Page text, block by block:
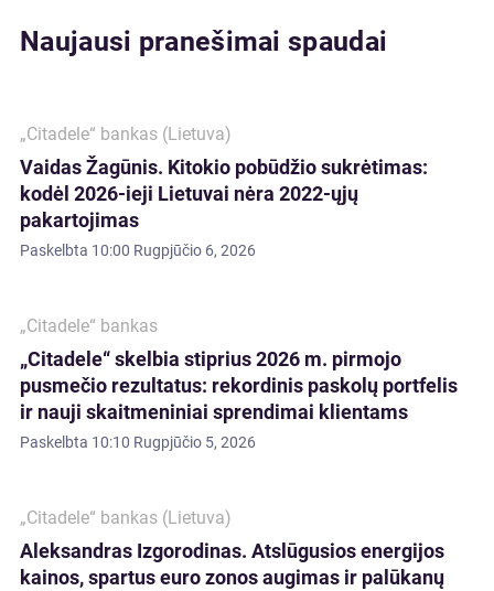
Naujausi pranešimai spaudai
„Citadele“ bankas (Lietuva)
Vaidas Žagūnis. Kitokio pobūdžio sukrėtimas:
kodėl 2026-ieji Lietuvai nėra 2022-ųjų
pakartojimas
Paskelbta 10:00 Rugpjūčio 6, 2026
„Citadele“ bankas
„Citadele“ skelbia stiprius 2026 m. pirmojo
pusmečio rezultatus: rekordinis paskolų portfelis
ir nauji skaitmeniniai sprendimai klientams
Paskelbta 10:10 Rugpjūčio 5, 2026
„Citadele“ bankas (Lietuva)
Aleksandras Izgorodinas. Atslūgusios energijos
kainos, spartus euro zonos augimas ir palūkanų